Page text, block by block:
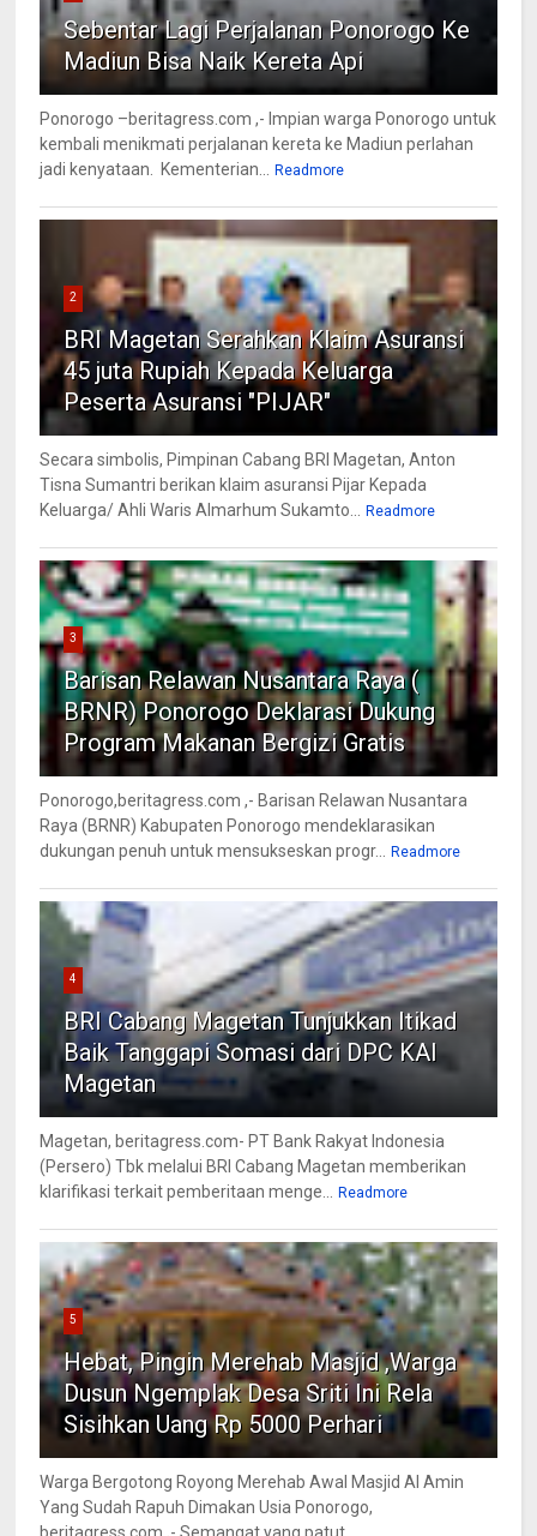
Sebentar Lagi Perjalanan Ponorogo Ke
Madiun Bisa Naik Kereta Api
Ponorogo –beritagress.com ,- Impian warga Ponorogo untuk
kembali menikmati perjalanan kereta ke Madiun perlahan
jadi kenyataan. Kementerian...
Readmore
2
BRI Magetan Serahkan Klaim Asuransi
45 juta Rupiah Kepada Keluarga
Peserta Asuransi "PIJAR"
Secara simbolis, Pimpinan Cabang BRI Magetan, Anton
Tisna Sumantri berikan klaim asuransi Pijar Kepada
Keluarga/ Ahli Waris Almarhum Sukamto...
Readmore
3
Barisan Relawan Nusantara Raya (
BRNR) Ponorogo Deklarasi Dukung
Program Makanan Bergizi Gratis
Ponorogo,beritagress.com ,- Barisan Relawan Nusantara
Raya (BRNR) Kabupaten Ponorogo mendeklarasikan
dukungan penuh untuk mensukseskan progr...
Readmore
4
BRI Cabang Magetan Tunjukkan Itikad
Baik Tanggapi Somasi dari DPC KAI
Magetan
Magetan, beritagress.com- PT Bank Rakyat Indonesia
(Persero) Tbk melalui BRI Cabang Magetan memberikan
klarifikasi terkait pemberitaan menge...
Readmore
5
Hebat, Pingin Merehab Masjid ,Warga
Dusun Ngemplak Desa Sriti Ini Rela
Sisihkan Uang Rp 5000 Perhari
Warga Bergotong Royong Merehab Awal Masjid Al Amin
Yang Sudah Rapuh Dimakan Usia Ponorogo,
beritagress.com ,- Semangat yang patut